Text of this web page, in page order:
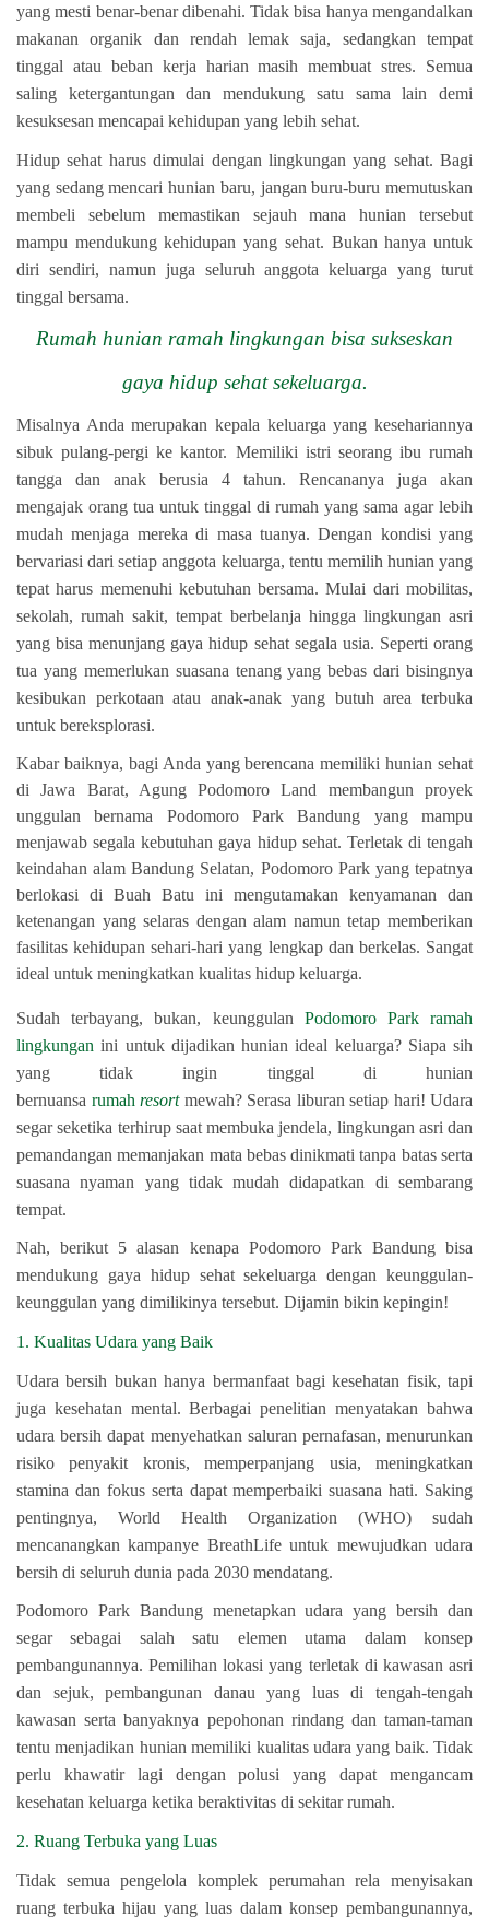
yang mesti benar-benar dibenahi. Tidak bisa hanya mengandalkan
makanan organik dan rendah lemak saja, sedangkan tempat
tinggal atau beban kerja harian masih membuat stres. Semua
saling ketergantungan dan mendukung satu sama lain demi
kesuksesan mencapai kehidupan yang lebih sehat.
Hidup sehat harus dimulai dengan lingkungan yang sehat. Bagi
yang sedang mencari hunian baru, jangan buru-buru memutuskan
membeli sebelum memastikan sejauh mana hunian tersebut
mampu mendukung kehidupan yang sehat. Bukan hanya untuk
diri sendiri, namun juga seluruh anggota keluarga yang turut
tinggal bersama.
Rumah hunian ramah lingkungan bisa sukseskan
gaya hidup sehat sekeluarga.
Misalnya Anda merupakan kepala keluarga yang kesehariannya
sibuk pulang-pergi ke kantor. Memiliki istri seorang ibu rumah
tangga dan anak berusia 4 tahun. Rencananya juga akan
mengajak orang tua untuk tinggal di rumah yang sama agar lebih
mudah menjaga mereka di masa tuanya. Dengan kondisi yang
bervariasi dari setiap anggota keluarga, tentu memilih hunian yang
tepat harus memenuhi kebutuhan bersama. Mulai dari mobilitas,
sekolah, rumah sakit, tempat berbelanja hingga lingkungan asri
yang bisa menunjang gaya hidup sehat segala usia. Seperti orang
tua yang memerlukan suasana tenang yang bebas dari bisingnya
kesibukan perkotaan atau anak-anak yang butuh area terbuka
untuk bereksplorasi.
Kabar baiknya, bagi Anda yang berencana memiliki hunian sehat
di Jawa Barat, Agung Podomoro Land membangun proyek
unggulan bernama Podomoro Park Bandung yang mampu
menjawab segala kebutuhan gaya hidup sehat. Terletak di tengah
keindahan alam Bandung Selatan, Podomoro Park yang tepatnya
berlokasi di Buah Batu ini mengutamakan kenyamanan dan
ketenangan yang selaras dengan alam namun tetap memberikan
fasilitas kehidupan sehari-hari yang lengkap dan berkelas. Sangat
ideal untuk meningkatkan kualitas hidup keluarga.
Sudah terbayang, bukan, keunggulan Podomoro Park ramah
lingkungan ini untuk dijadikan hunian ideal keluarga? Siapa sih
yang tidak ingin tinggal di hunian
bernuansa rumah resort mewah? Serasa liburan setiap hari! Udara
segar seketika terhirup saat membuka jendela, lingkungan asri dan
pemandangan memanjakan mata bebas dinikmati tanpa batas serta
suasana nyaman yang tidak mudah didapatkan di sembarang
tempat.
Nah, berikut 5 alasan kenapa Podomoro Park Bandung bisa
mendukung gaya hidup sehat sekeluarga dengan keunggulan-
keunggulan yang dimilikinya tersebut. Dijamin bikin kepingin!
1. Kualitas Udara yang Baik
Udara bersih bukan hanya bermanfaat bagi kesehatan fisik, tapi
juga kesehatan mental. Berbagai penelitian menyatakan bahwa
udara bersih dapat menyehatkan saluran pernafasan, menurunkan
risiko penyakit kronis, memperpanjang usia, meningkatkan
stamina dan fokus serta dapat memperbaiki suasana hati. Saking
pentingnya, World Health Organization (WHO) sudah
mencanangkan kampanye BreathLife untuk mewujudkan udara
bersih di seluruh dunia pada 2030 mendatang.
Podomoro Park Bandung menetapkan udara yang bersih dan
segar sebagai salah satu elemen utama dalam konsep
pembangunannya. Pemilihan lokasi yang terletak di kawasan asri
dan sejuk, pembangunan danau yang luas di tengah-tengah
kawasan serta banyaknya pepohonan rindang dan taman-taman
tentu menjadikan hunian memiliki kualitas udara yang baik. Tidak
perlu khawatir lagi dengan polusi yang dapat mengancam
kesehatan keluarga ketika beraktivitas di sekitar rumah.
2. Ruang Terbuka yang Luas
Tidak semua pengelola komplek perumahan rela menyisakan
ruang terbuka hijau yang luas dalam konsep pembangunannya,